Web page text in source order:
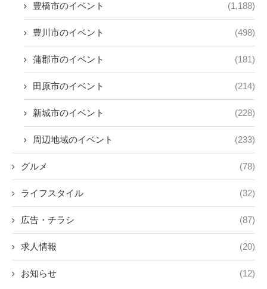
豊橋市のイベント (1,188)
豊川市のイベント (498)
蒲郡市のイベント (181)
田原市のイベント (214)
新城市のイベント (228)
周辺地域のイベント (233)
グルメ (78)
ライフスタイル (32)
広告・チラシ (87)
求人情報 (20)
お知らせ (12)